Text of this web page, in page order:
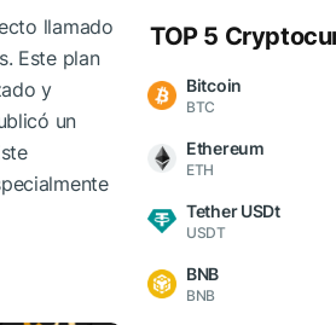
llamado
Este plan
y
un
TOP 5
Bitcoin
BTC
Ethereum
ETH
Tether USDt
USDT
BNB
BNB